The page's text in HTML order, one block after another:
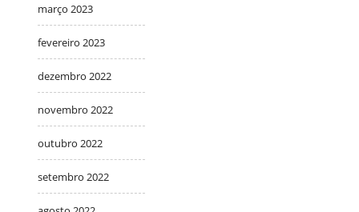
março 2023
fevereiro 2023
dezembro 2022
novembro 2022
outubro 2022
setembro 2022